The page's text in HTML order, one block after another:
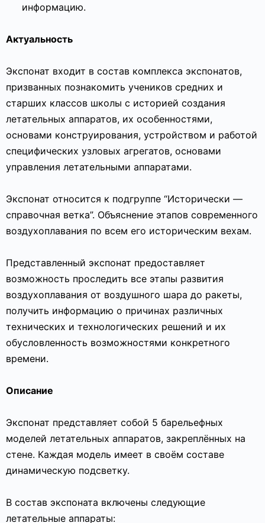
информацию.
Актуальность
Экспонат входит в состав комплекса экспонатов,
призванных познакомить учеников средних и
старших классов школы с историей создания
летательных аппаратов, их особенностями,
основами конструирования, устройством и работой
специфических узловых агрегатов, основами
управления летательными аппаратами.
Экспонат относится к подгруппе “Исторически —
справочная ветка”. Объяснение этапов современного
воздухоплавания по всем его историческим вехам.
Представленный экспонат предоставляет
возможность проследить все этапы развития
воздухоплавания от воздушного шара до ракеты,
получить информацию о причинах различных
технических и технологических решений и их
обусловленность возможностями конкретного
времени.
Описание
Экспонат представляет собой 5 барельефных
моделей летательных аппаратов, закреплённых на
стене. Каждая модель имеет в своём составе
динамическую подсветку.
В состав экспоната включены следующие
летательные аппараты: